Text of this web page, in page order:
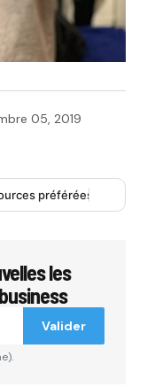
05, 2019
préférées
les
Valider